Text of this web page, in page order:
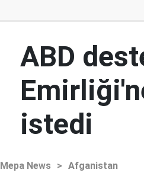
ABD
istedi
Mepa News > Afganistan